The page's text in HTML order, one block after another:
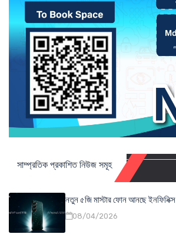
সাম্প্রতিক প্রকাশিত নিউজ সমূহ
নতুন ৫জি মাস্টার ফোন আনছে ইনফিনিক্স
08/04/2026